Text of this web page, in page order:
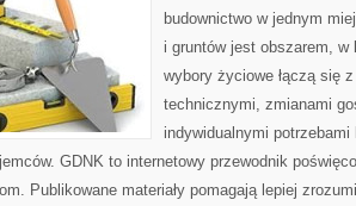
budownictwo w jednym
i gruntów jest obszarem, w
wybory życiowe łączą się
technicznymi, zmianami
indywidualnymi
GDNK to internetowy przewodnik
Publikowane materiały pomagają lepiej